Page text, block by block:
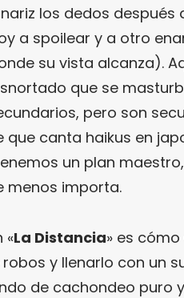
los dedos
a spoilear y a otro
su vista alcanza).
que se
pero son
que canta haikus en
un plan
menos importa.
«La Distancia» es cómo
y llenarlo con un
de cachondeo puro